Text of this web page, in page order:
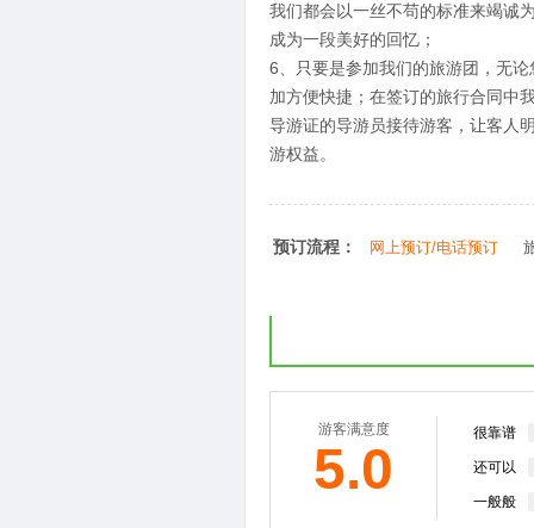
我们都会以一丝不苟的标准来竭诚
成为一段美好的回忆；
6、只要是参加我们的旅游团，无
加方便快捷；在签订的旅行合同中
导游证的导游员接待游客，让客人
游权益。
预订流程： 网上预订/电话预订
游客满意度
5.0
很靠谱
还可以
一般般